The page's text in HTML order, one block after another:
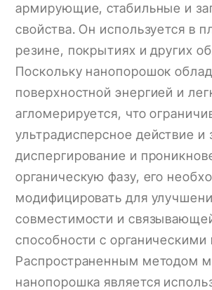
армирующие, стабильные и
свойства. Он используется в
резине, покрытиях и других
Поскольку нанопорошок
поверхностной энергией и
агломерируется, что
ультрадисперсное действие и
диспергирование и
органическую фазу, его
модифицировать для
совместимости и
способности с
Распространенным методом
нанопорошка является